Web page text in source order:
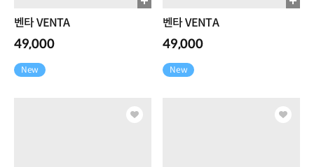
벤타 VENTA
49,000
New
벤타 VENTA
49,000
New